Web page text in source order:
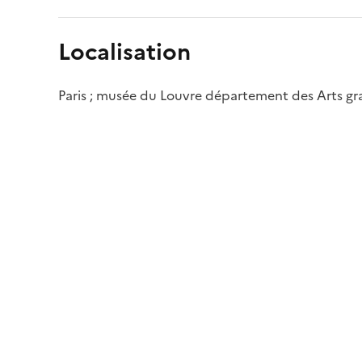
Localisation
Paris ; musée du Louvre département des Arts